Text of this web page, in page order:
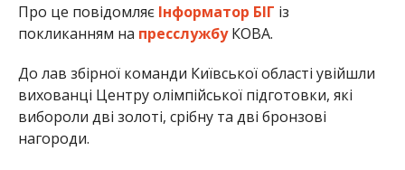
Про це повідомляє Інформатор БІГ із
покликанням на пресслужбуКОВА.
До лав збірної команди Київської області увійшли
вихованці Центру олімпійської підготовки, які
вибороли дві золоті, срібну та дві бронзові
нагороди.